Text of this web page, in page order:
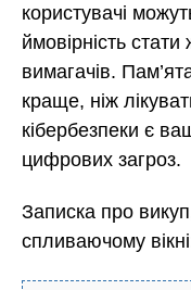
користувачі
ймовірність
вимагачів.
краще, ніж
кібербезпеки є
цифрових загроз.
Записка про
спливаючому